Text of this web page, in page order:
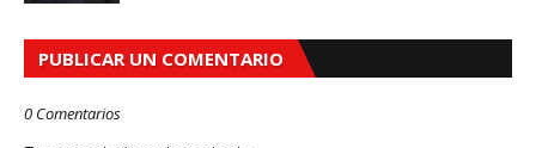
PUBLICAR UN COMENTARIO
0 Comentarios